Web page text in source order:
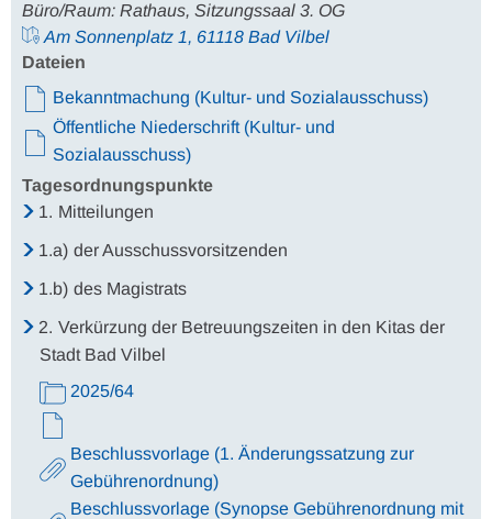
Büro/Raum: Rathaus, Sitzungssaal 3. OG
Am Sonnenplatz 1, 61118 Bad Vilbel
Dateien
Bekanntmachung (Kultur- und Sozialausschuss)
Öffentliche Niederschrift (Kultur- und
Sozialausschuss)
Tagesordnungspunkte
1. Mitteilungen
1.a) der Ausschussvorsitzenden
1.b) des Magistrats
2. Verkürzung der Betreuungszeiten in den Kitas der
Stadt Bad Vilbel
2025/64
Beschlussvorlage (1. Änderungssatzung zur
Gebührenordnung)
Beschlussvorlage (Synopse Gebührenordnung mit